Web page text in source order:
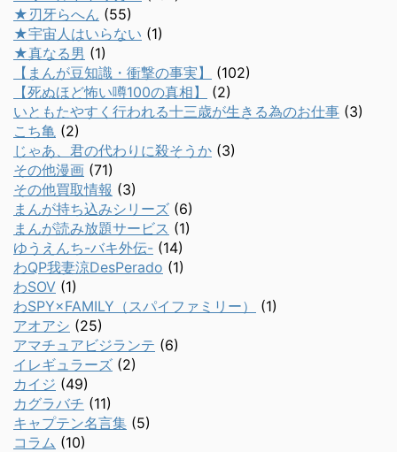
★刃牙らへん (55)
★宇宙人はいらない (1)
★真なる男 (1)
【まんが豆知識・衝撃の事実】
(102)
【死ぬほど怖い噂100の真相】
(2)
いともたやすく行われる十三歳が生きる為のお仕事 (3)
こち亀 (2)
じゃあ、君の代わりに殺そうか (3)
その他漫画 (71)
その他買取情報 (3)
まんが持ち込みシリーズ (6)
まんが読み放題サービス (1)
ゆうえんち-バキ外伝- (14)
わQP我妻涼DesPerado (1)
わSOV (1)
わSPY×FAMILY（スパイファミリー）
(1)
アオアシ (25)
アマチュアビジランテ (6)
イレギュラーズ (2)
カイジ (49)
カグラバチ (11)
キャプテン名言集 (5)
コラム (10)